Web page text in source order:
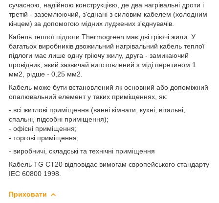
сучасною, надійною конструкцією, де два нагрівальні дроти і
третій - заземлюючий, з'єднані з силовим кабелем (холодним
кінцем) за допомогою мідних луджених з'єднувачів.
Кабель теплої підлоги Thermogreen має дві гріючі жили. У
багатьох виробників двожильний нагрівальний кабель теплої
підлоги має лише одну гріючу жилу, друга - замикаючий
провідник, який зазвичай виготовлений з міді перетином 1
мм2, рідше - 0,25 мм2.
Кабель може бути встановлений як основний або допоміжний
опалювальний елемент у таких приміщеннях, як:
- всі житлові приміщення (ванні кімнати, кухні, вітальні,
спальні, підсобні приміщення);
- офісні приміщення;
- торгові приміщення;
- виробничі, складські та технічні приміщення
Кабель TG CT20 відповідає вимогам європейського стандарту
IEC 60800 1998.
Приховати